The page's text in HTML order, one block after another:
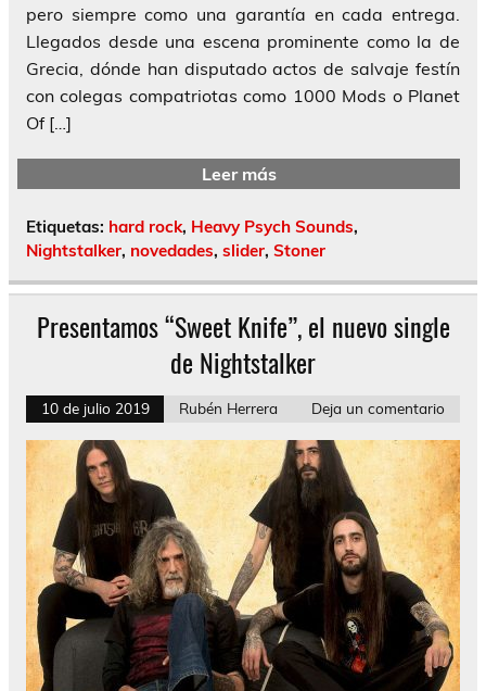
pero siempre como una garantía en cada entrega.
Llegados desde una escena prominente como la de
Grecia, dónde han disputado actos de salvaje festín
con colegas compatriotas como 1000 Mods o Planet
Of […]
Leer más
Etiquetas: hard rock, Heavy Psych Sounds,
Nightstalker, novedades, slider, Stoner
Presentamos “Sweet Knife”, el nuevo single
de Nightstalker
10 de julio 2019 Rubén Herrera Deja un comentario